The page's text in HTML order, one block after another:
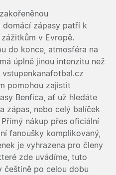
zápasy patří k
v Evropě.
do konce, atmosféra na
úplně jinou intenzitu než
pomohou zajistit
Benfica, ať už hledáte
zápas, nebo celý balíček
nákup přes oficiální
fanoušky komplikovaný,
je vyhrazena pro členy
zde uvádíme, tuto
češtině po celou dobu